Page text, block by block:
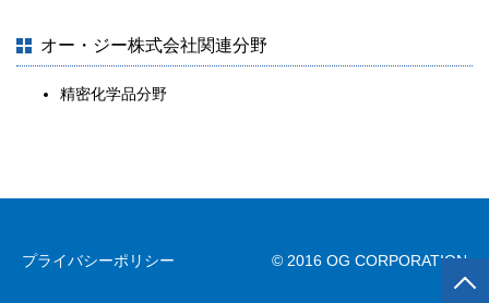
オー・ジー株式会社関連分野
精密化学品分野
プライバシーポリシー © 2016 OG CORPORATION